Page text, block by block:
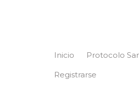
Inicio Protocolo
Registrarse